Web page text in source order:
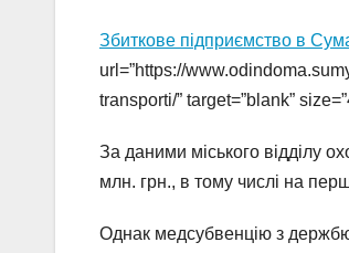
Збиткове підприємство в
url=”https://
transporti/” target=”blank”
За даними міського відділу
млн. грн., в тому числі на
Однак медсубвенцію з